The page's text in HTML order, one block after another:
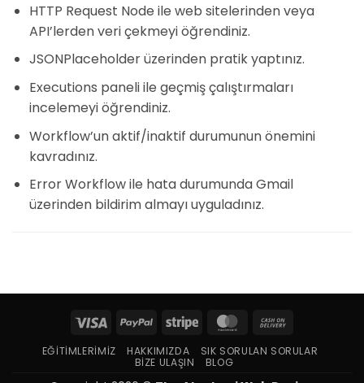
HTTP Request Node ile web sitelerinden veya
API’lerden veri çekmeyi öğrendiniz.
JSONPlaceholder üzerinden pratik yaptınız.
Executions paneli ile geçmiş çalıştırmaları
incelemeyi öğrendiniz.
Workflow’un aktif/inaktif durumunun önemini
kavradınız.
Error Workflow ile hata durumunda Gmail
üzerinden bildirim almayı uyguladınız.
Visa PayPal Stripe MasterCard
Delivery
EĞITIMLERIMIZ HAKKIMIZDA
SIK SORULAN SORULAR
BIZE ULAŞIN
BLOG